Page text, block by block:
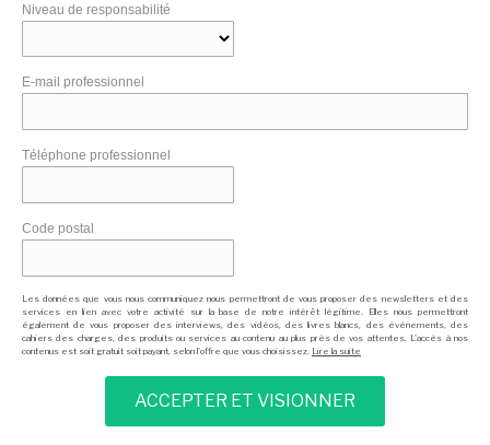
Niveau de responsabilité
E-mail professionnel
Téléphone professionnel
Code postal
Les données que vous nous communiquez nous permettront de vous proposer des newsletters et des
services en lien avec votre activité sur la base de notre intérêt légitime. Elles nous permettront
également de vous proposer des interviews, des vidéos, des livres blancs, des événements, des
cahiers des charges, des produits ou services au contenu au plus près de vos attentes. L'accès à nos
contenus est soit gratuit soit payant, selon l'offre que vous choisissez. Lire la suite